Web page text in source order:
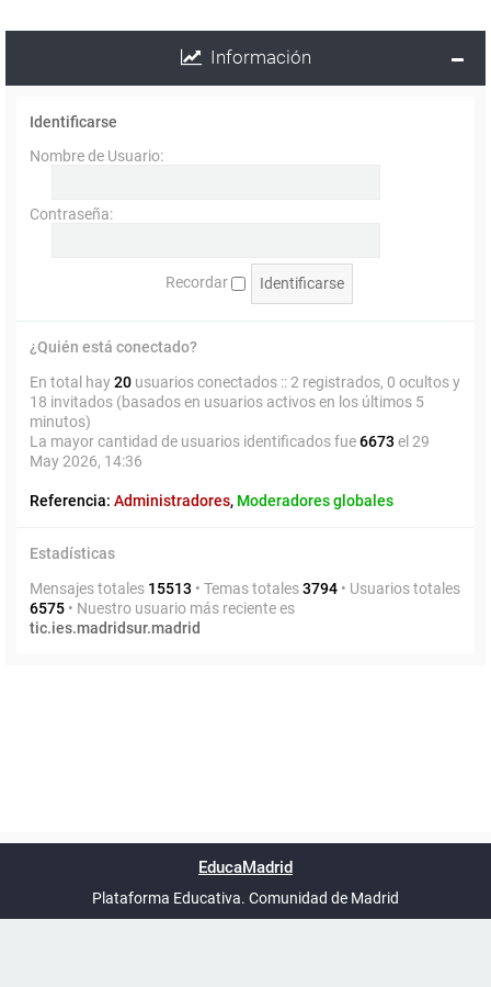
Información
Identificarse
Nombre de Usuario:
Contraseña:
Recordar
¿Quién está conectado?
En total hay20 usuarios conectados :: 2 registrados, 0 ocultos y
18 invitados (basados en usuarios activos en los últimos 5
minutos)
La mayor cantidad de usuarios identificados fue6673 el 29
May 2026, 14:36
Referencia: Administradores, Moderadores globales
Estadísticas
Mensajes totales 15513 • Temas totales3794 • Usuarios totales
6575 • Nuestro usuario más reciente es
tic.ies.madridsur.madrid
UTC+02:00
phpBB España
EducaMadrid
Plataforma Educativa. Comunidad de Madrid